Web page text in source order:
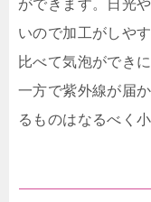
ができます。日光
いので加工がしや
比べて気泡ができ
一方で紫外線が届
るものはなるべく